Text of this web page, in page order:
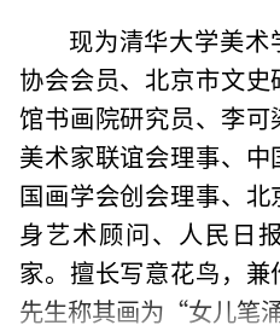
现为清华大学美
协会会员、北京市文
馆书画院研究员、李
美术家联谊会理事、
国画学会创会理事、
身艺术顾问、人民日
家。擅长写意花鸟，
先生称其画为“女儿笔